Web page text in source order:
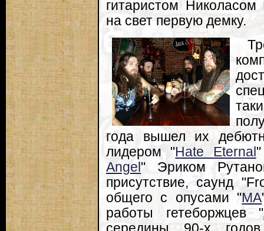
гитаристом Николасом
на свет первую демку.
года вышел их
лидером "Hate Eternal
Angel " Эриком
присутствие, саунд
общего с опусами "MA
работы гетеборжцев "